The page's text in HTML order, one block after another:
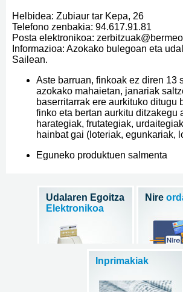
Helbidea: Zubiaur tar Kepa, 26
Telefono zenbakia: 94.617.91.81
Posta elektronikoa:
Informazioa: Azokako bulegoan eta
Sailean.
Aste barruan, finkoak ez diren 13
azokako mahaietan, janariak
baserritarrak ere aurkituko ditugu
finko eta bertan aurkitu ditzakegu
harategiak, frutategiak,
hainbat gai (loteriak, egunkariak,
Eguneko produktuen salmenta
Udalaren Egoitza
Elektronikoa
Nire
Inprimakiak